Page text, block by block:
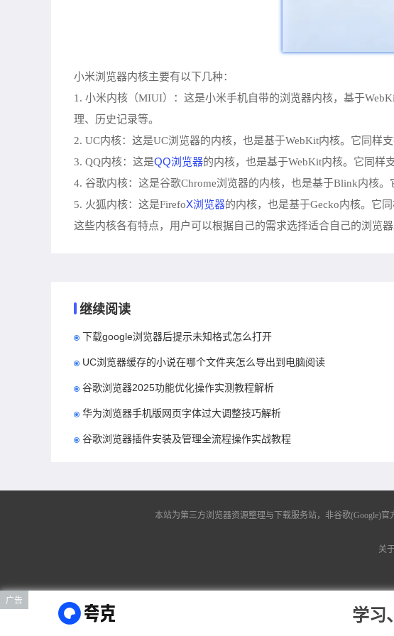
小米浏览器内核主要有以下几种：
1. 小米内核（MIUI）：这是小米手机自带的浏览器内核，基于
理、历史记录等。
2. UC内核：这是UC浏览器的内核，也是基于WebKit内核。它同样
3. QQ内核：这是QQ浏览器的内核，也是基于WebKit内核。它同样
4. 谷歌内核：这是谷歌Chrome浏览器的内核，也是基于Blink内核
5. 火狐内核：这是FirefoX浏览器的内核，也是基于Gecko内核。它
这些内核各有特点，用户可以根据自己的需求选择适合自己的浏览器
继续阅读
下载google浏览器后提示未知格式怎么打开
UC浏览器缓存的小说在哪个文件夹怎么导出到电脑阅读
谷歌浏览器2025功能优化操作实测教程解析
华为浏览器手机版网页字体过大调整技巧解析
谷歌浏览器插件安装及管理全流程操作实战教程
本站为第三方浏览器资源整理与下载服务站，非谷歌(Google)官
关
广告
学习